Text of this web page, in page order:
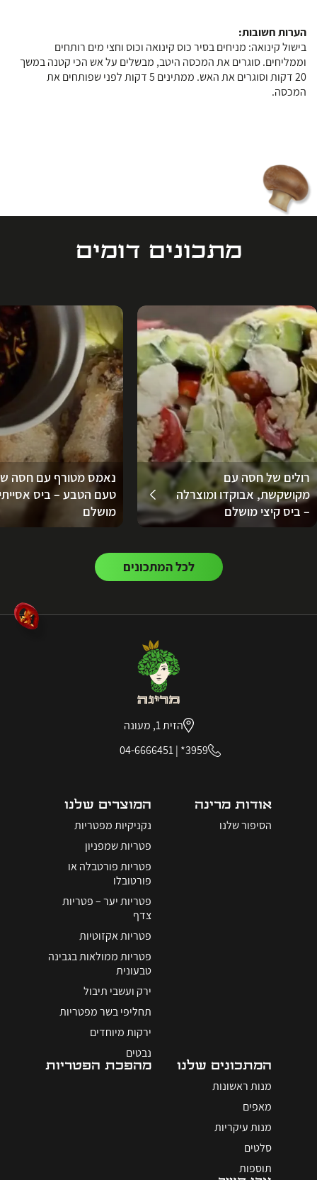
הערות חשובות:
בישול קינואה: מניחים בסיר כוס קינואה וכוס וחצי מים רותחים
וממליחים. סוגרים את המכסה היטב, מבשלים על אש הכי קטנה במשך
20 דקות וסוגרים את האש. ממתינים 5 דקות לפני שפותחים את
המכסה.
מתכונים דומים
רולים של חסה עם
מקושקשת, אבוקדו ומוצרלה
– ביס קיצי מושלם
נאמס מטורף עם חסה
טעם הטבע – ביס
מושלם
לכל המתכונים
הזית 1, מעונה
3959*
|
04-6666451
אודות מרינה
הסיפור שלנו
המוצרים שלנו
נקניקיות מפטריות
פטריות שמפניון
פטריות פורטבלה או
פורטובלו
פטריות יער – פטריות
צדף
פטריות אקזוטיות
פטריות ממולאות בגבינה
טבעונית
ירק ועשבי תיבול
תחליפי בשר מפטריות
ירקות מיוחדים
נבטים
המתכונים שלנו
מנות ראשונות
מאפים
מנות עיקריות
סלטים
תוספות
מהפכת הפטריות